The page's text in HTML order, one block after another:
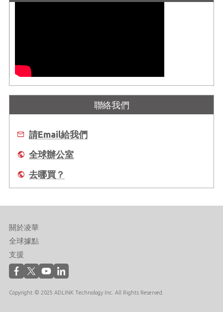
聯絡我們
請Email給我們
全球辦公室
去哪買？
關於凌華
全球據點
支援
Copyright © 2025 ADLINK Technology Inc. All Rights Reserved.